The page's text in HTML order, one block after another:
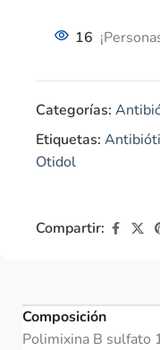
16
Categorías:
Etiquetas:
Otidol
Compartir:
Composición
Polimixina B sulfato